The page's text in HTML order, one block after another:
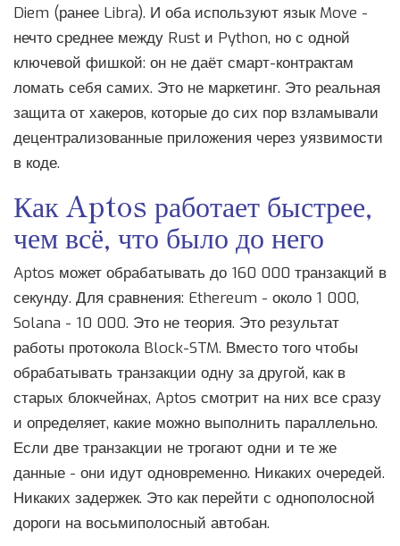
Diem (ранее Libra). И оба используют язык Move -
нечто среднее между Rust и Python, но с одной
ключевой фишкой: он не даёт смарт-контрактам
ломать себя самих. Это не маркетинг. Это реальная
защита от хакеров, которые до сих пор взламывали
децентрализованные приложения через уязвимости
в коде.
Как Aptos работает быстрее,
чем всё, что было до него
Aptos может обрабатывать до 160 000 транзакций в
секунду. Для сравнения: Ethereum - около 1 000,
Solana - 10 000. Это не теория. Это результат
работы протокола Block-STM. Вместо того чтобы
обрабатывать транзакции одну за другой, как в
старых блокчейнах, Aptos смотрит на них все сразу
и определяет, какие можно выполнить параллельно.
Если две транзакции не трогают одни и те же
данные - они идут одновременно. Никаких очередей.
Никаких задержек. Это как перейти с однополосной
дороги на восьмиполосный автобан.